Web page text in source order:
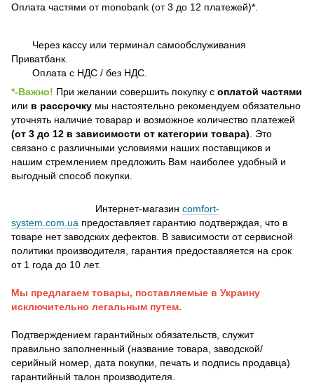
Оплата частями от monobank (от 3 до 12 платежей)*.
Через кассу или терминал самообслуживания
Приватбанк.
Оплата с НДС / без НДС.
*-Важно! При желании совершить покупку с оплатой частями
или в рассрочку мы настоятельно рекомендуем обязательно
уточнять наличие товарар и возможное количество платежей
(от 3 до 12 в зависимости от категории товара) . Это
связано с различными условиями наших поставщиков и
нашим стремлением предложить Вам наиболее удобный и
выгодный способ покупки.
Интернет-магазин comfort-
system.com.ua предоставляет гарантию подтверждая, что в
товаре нет заводских дефектов. В зависимости от сервисной
политики производителя, гарантия предоставляется на срок
от 1 года до 10 лет.
Мы предлагаем товары, поставляемые в Украину
исключительно легальным путем.
Подтверждением гарантийных обязательств, служит
правильно заполненный (название товара, заводской/
серийный номер, дата покупки, печать и подпись продавца)
гарантийный талон производителя.